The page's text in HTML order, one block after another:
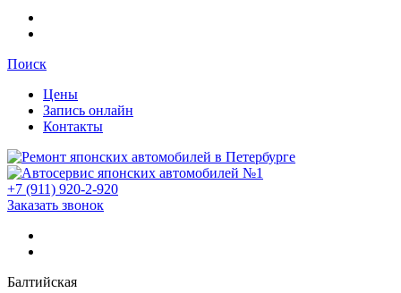
Поиск
Цены
Запись онлайн
Контакты
+7 (911) 920-2-920
Заказать звонок
Балтийская